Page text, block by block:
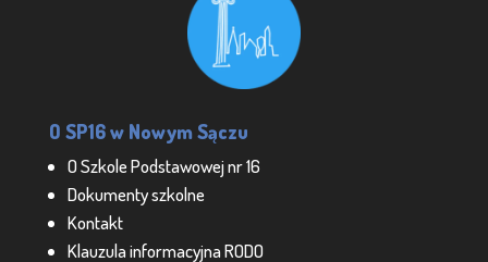
O SP16 w Nowym Sączu
O Szkole Podstawowej nr 16
Dokumenty szkolne
Kontakt
Klauzula informacyjna RODO